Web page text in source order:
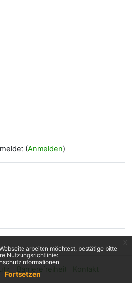
arbeiten möchtest, bestätige bitte
Nutzungsrichtlinie:
Fortsetzen
(Anmelden)
Barrierefreiheit Kontakt